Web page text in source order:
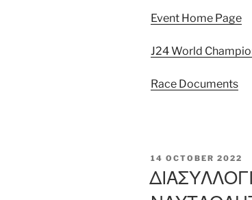
Event Home Page
J24 World
Race Documents
POSTED
14 OCTOBER 2022